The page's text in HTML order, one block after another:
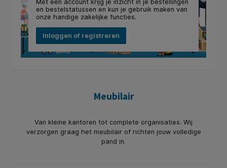
Met een account krijg je inzicht in je bestellingen
en bestelstatussen en kun je gebruik maken van
onze handige zakelijke functies.
Inloggen of registreren
Meubilair
Van kleine kantoren tot complete organisaties. Wij
verzorgen graag het meubilair of richten jouw volledige
pand in.